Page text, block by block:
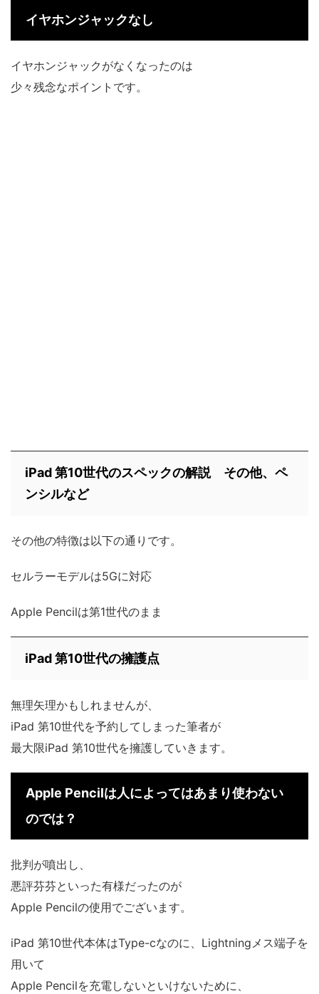
イヤホンジャックなし
イヤホンジャックがなくなったのは
少々残念なポイントです。
iPad 第10世代のスペックの解説 その他、ペ
ンシルなど
その他の特徴は以下の通りです。
セルラーモデルは5Gに対応
Apple Pencilは第1世代のまま
iPad 第10世代の擁護点
無理矢理かもしれませんが、
iPad 第10世代を予約してしまった筆者が
最大限iPad 第10世代を擁護していきます。
Apple Pencilは人によってはあまり使わない
のでは？
批判が噴出し、
悪評芬芬といった有様だったのが
Apple Pencilの使用でございます。
iPad 第10世代本体はType-cなのに、Lightningメス端子を
用いて
Apple Pencilを充電しないといけないために、